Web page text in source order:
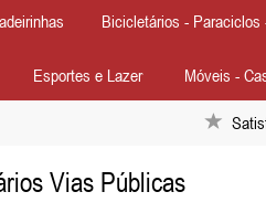
Bicicletários - Paraciclos
Esportes e Lazer Móveis -
Vias Públicas